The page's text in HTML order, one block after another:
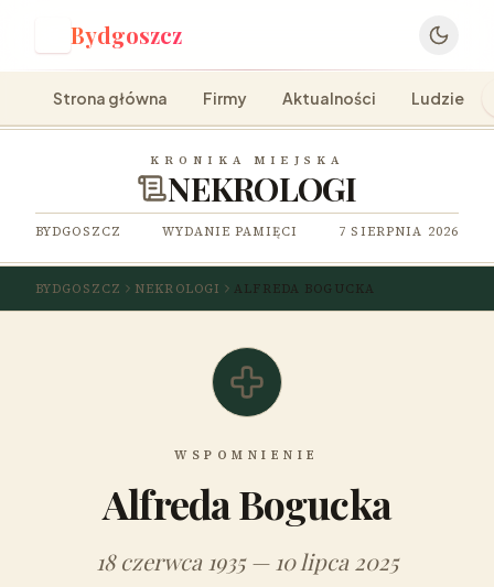
Bydgoszcz
Strona główna Firmy Aktualności Ludzie
KRONIKA MIEJSKA
NEKROLOGI
BYDGOSZCZ WYDANIE PAMIĘCI 7 SIERPNIA 2026
BYDGOSZCZ NEKROLOGI ALFREDA BOGUCKA
WSPOMNIENIE
Alfreda Bogucka
18 czerwca 1935 — 10 lipca 2025